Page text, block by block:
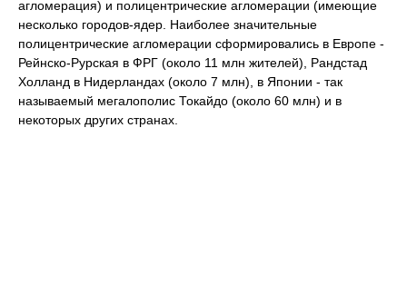
агломерация) и полицентрические агломерации (имеющие
несколько городов-ядер. Наиболее значительные
полицентрические агломерации сформировались в Европе -
Рейнско-Рурская в ФРГ (около 11 млн жителей), Рандстад
Холланд в Нидерландах (около 7 млн), в Японии - так
называемый мегалополис Токайдо (около 60 млн) и в
некоторых других странах.